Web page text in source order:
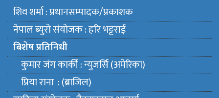
शिव शर्मा : प्रधानसम्पादक/प्रकाशक
नेपाल ब्युराे संयाेजक : हरि भट्टराई
बिशेष प्रतिनिधी
कुमार जंग कार्की : न्युजर्सि (अमेरिका)
प्रिया राना : (ब्राजिल)